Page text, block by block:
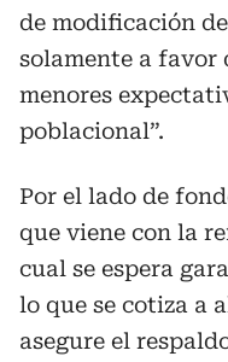
de modificación
solamente a favor
menores
poblacional”.
Por el lado de
que viene con la
cual se espera
lo que se cotiza a
asegure el